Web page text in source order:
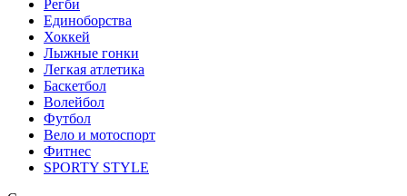
Регби
Единоборства
Хоккей
Лыжные гонки
Легкая атлетика
Баскетбол
Волейбол
Футбол
Вело и мотоспорт
Фитнес
SPORTY STYLE